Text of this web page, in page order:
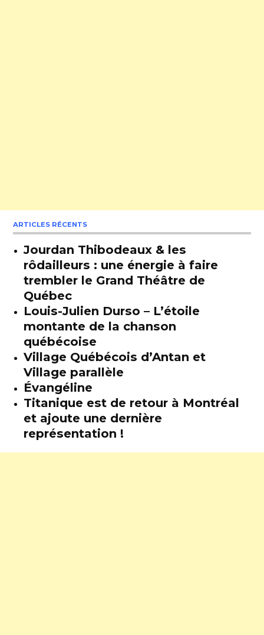
ARTICLES RÉCENTS
Jourdan Thibodeaux & les
rôdailleurs : une énergie à faire
trembler le Grand Théâtre de
Québec
Louis-Julien Durso – L’étoile
montante de la chanson
québécoise
Village Québécois d’Antan et
Village parallèle
Évangéline
Titanique est de retour à Montréal
et ajoute une dernière
représentation !